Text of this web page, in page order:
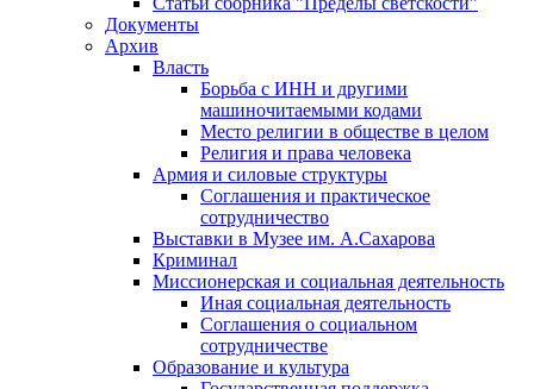
Документы
Архив
Власть
Борьба с ИНН и другими
машиночитаемыми кодами
Место религии в обществе в целом
Религия и права человека
Армия и силовые структуры
Соглашения и практическое
сотрудничество
Выставки в Музее им. А.Сахарова
Криминал
Миссионерская и социальная деятельность
Иная социальная деятельность
Соглашения о социальном
сотрудничестве
Образование и культура